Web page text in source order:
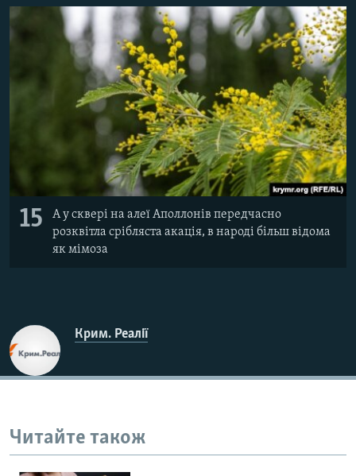
15
А у сквері на алеї Аполлонів передчасно
розквітла срібляста акація, в народі більш відома
як мімоза
Крим. Реалії
Читайте також